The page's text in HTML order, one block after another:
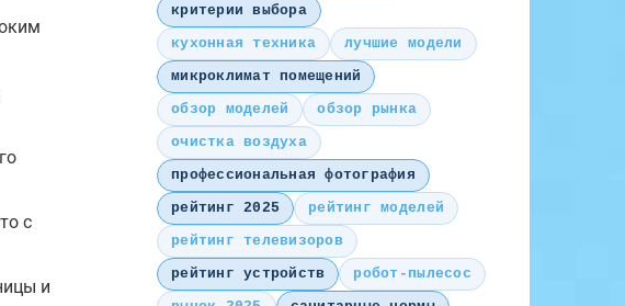
с
и
критерии выбора
кухонная техника
лучшие модели
микроклимат помещений
обзор моделей
обзор рынка
очистка воздуха
профессиональная фотография
рейтинг 2025
рейтинг моделей
рейтинг телевизоров
рейтинг устройств
робот-пылесос